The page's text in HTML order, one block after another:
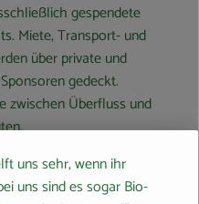
gespendete
Miete, Transport- und
über private und
gedeckt.
zwischen Überfluss und
uns sehr, wenn ihr
uns sind es sogar Bio-